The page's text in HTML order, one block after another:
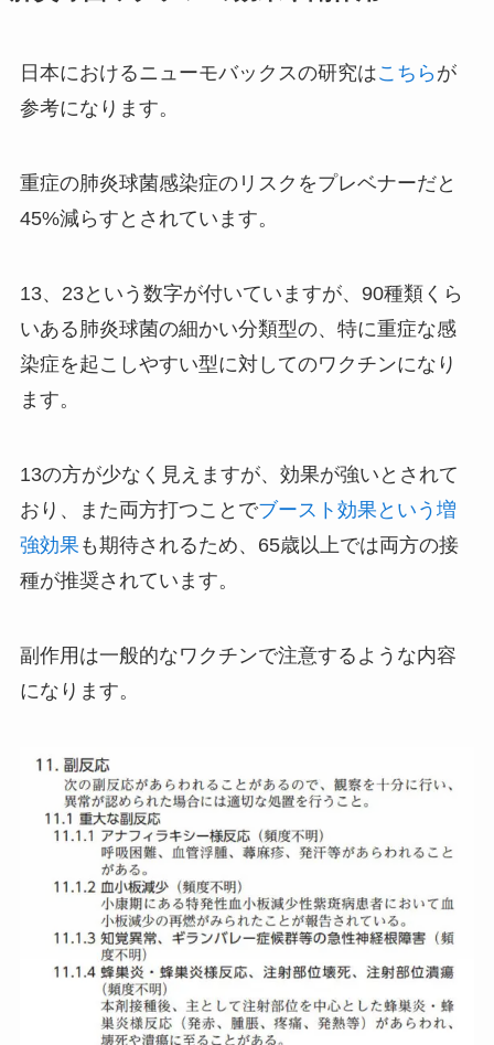
日本におけるニューモバックスの研究はこちら が
参考になります。
重症の肺炎球菌感染症のリスクをプレベナーだと
45%減らすとされています。
13、23という数字が付いていますが、90種類くら
いある肺炎球菌の細かい分類型の、特に重症な感
染症を起こしやすい型に対してのワクチンになり
ます。
13の方が少なく見えますが、効果が強いとされて
おり、また両方打つことでブースト効果という増
強効果 も期待されるため、65歳以上では両方の接
種が推奨されています。
副作用は一般的なワクチンで注意するような内容
になります。